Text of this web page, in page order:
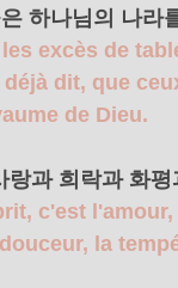
하나님의 나라
excès de
dit, que
de Dieu.
과 희락과 화
c'est
la